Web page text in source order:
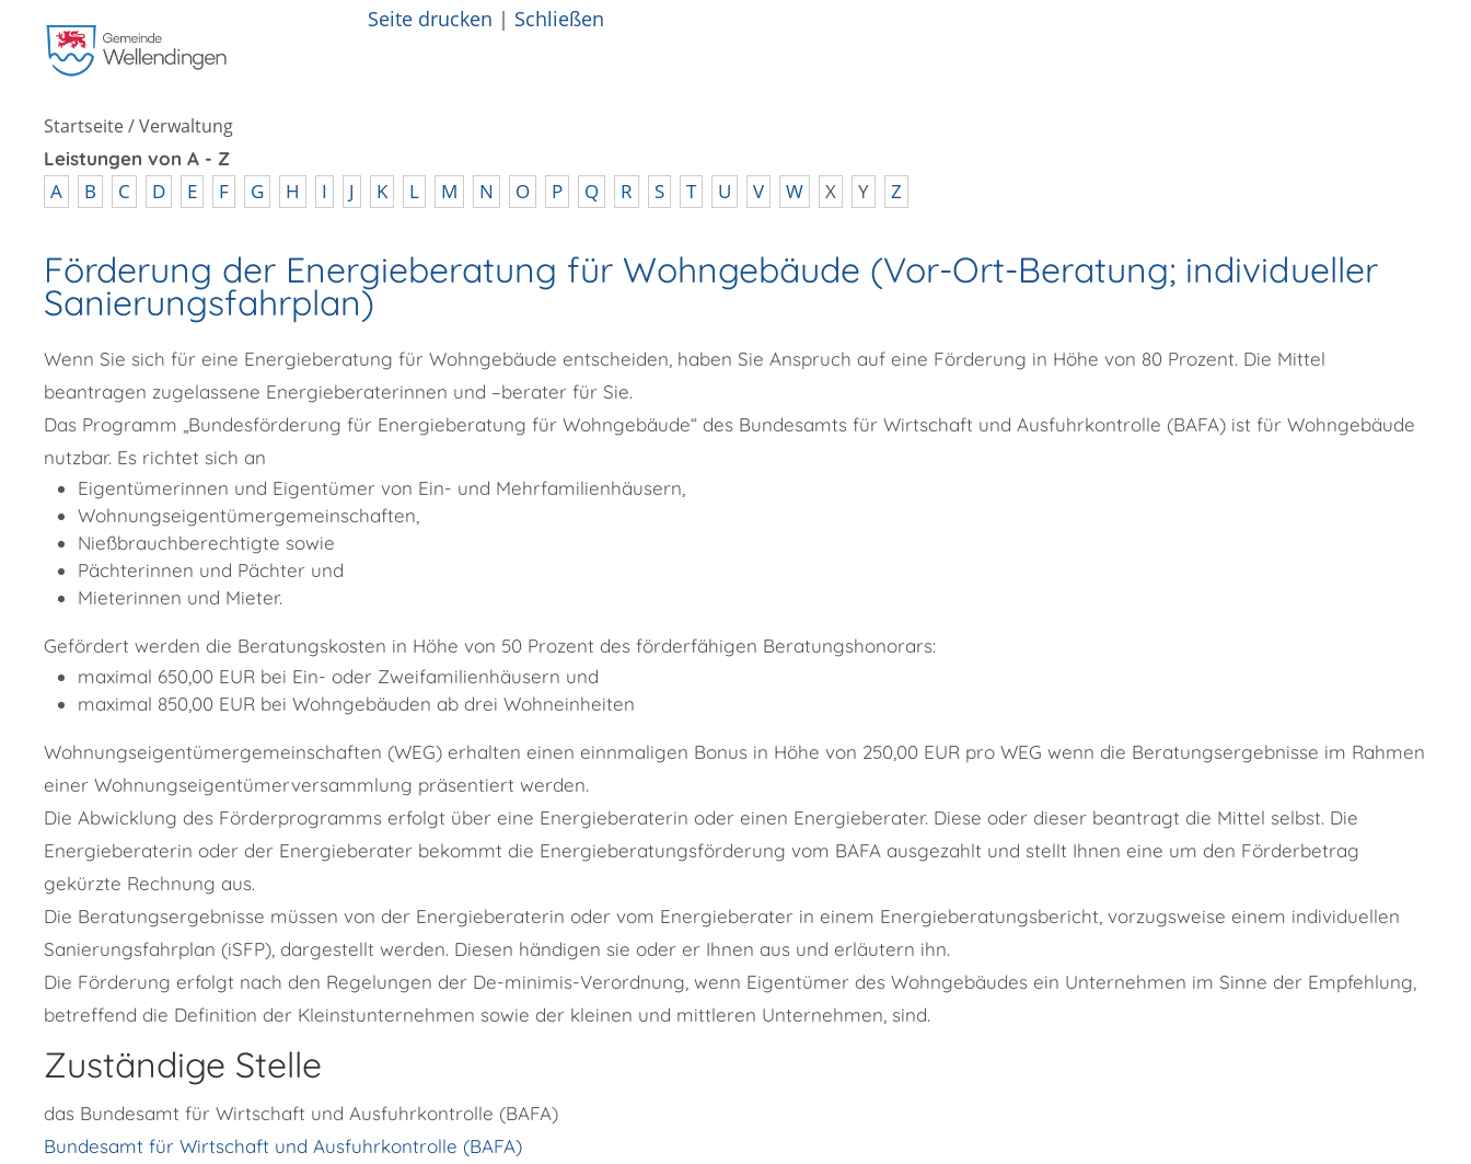
Seite drucken | Schließen
Startseite/Verwaltung
Leistungen von A - Z
A B C D E F G H I J K L M N O P Q R S T U V W X Y Z
Förderung der Energieberatung für Wohngebäude (Vor-Ort-Beratung; individueller
Sanierungsfahrplan)
Wenn Sie sich für eine Energieberatung für Wohngebäude entscheiden, haben Sie Anspruch auf eine Förderung in Höhe von 80 Prozent. Die Mittel
beantragen zugelassene Energieberaterinnen und –berater für Sie.
Das Programm „Bundesförderung für Energieberatung für Wohngebäude“ des Bundesamts für Wirtschaft und Ausfuhrkontrolle (BAFA) ist für Wohngebäude
nutzbar. Es richtet sich an
Eigentümerinnen und Eigentümer von Ein- und Mehrfamilienhäusern,
Wohnungseigentümergemeinschaften,
Nießbrauchberechtigte sowie
Pächterinnen und Pächter und
Mieterinnen und Mieter.
Gefördert werden die Beratungskosten in Höhe von 50 Prozent des förderfähigen Beratungshonorars:
maximal 650,00 EUR bei Ein- oder Zweifamilienhäusern und
maximal 850,00 EUR bei Wohngebäuden ab drei Wohneinheiten
Wohnungseigentümergemeinschaften (WEG) erhalten einen einnmaligen Bonus in Höhe von 250,00 EUR pro WEG wenn die Beratungsergebnisse im Rahmen
einer Wohnungseigentümerversammlung präsentiert werden.
Die Abwicklung des Förderprogramms erfolgt über eine Energieberaterin oder einen Energieberater. Diese oder dieser beantragt die Mittel selbst. Die
Energieberaterin oder der Energieberater bekommt die Energieberatungsförderung vom BAFA ausgezahlt und stellt Ihnen eine um den Förderbetrag
gekürzte Rechnung aus.
Die Beratungsergebnisse müssen von der Energieberaterin oder vom Energieberater in einem Energieberatungsbericht, vorzugsweise einem individuellen
Sanierungsfahrplan (iSFP), dargestellt werden. Diesen händigen sie oder er Ihnen aus und erläutern ihn.
Die Förderung erfolgt nach den Regelungen der De-minimis-Verordnung, wenn Eigentümer des Wohngebäudes ein Unternehmen im Sinne der Empfehlung,
betreffend die Definition der Kleinstunternehmen sowie der kleinen und mittleren Unternehmen, sind.
Zuständige Stelle
das Bundesamt für Wirtschaft und Ausfuhrkontrolle (BAFA)
Bundesamt für Wirtschaft und Ausfuhrkontrolle (BAFA)